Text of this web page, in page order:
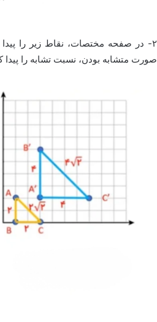
۲- در صفحه مختصات، نقاط زیر را
صورت متشابه بودن، نسبت تشابه را پیدا